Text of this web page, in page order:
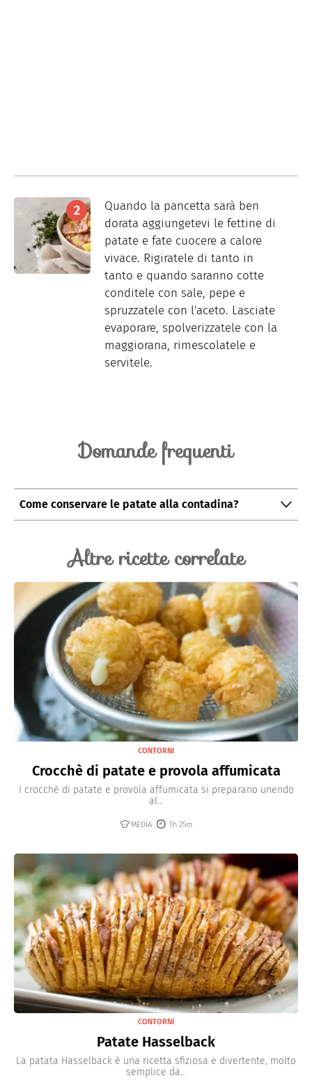
Quando la pancetta sarà ben
dorata aggiungetevi le fettine di
patate e fate cuocere a calore
vivace. Rigiratele di tanto in
tanto e quando saranno cotte
conditele con sale, pepe e
spruzzatele con l'aceto. Lasciate
evaporare, spolverizzatele con la
maggiorana, rimescolatele e
servitele.
Domande frequenti
Come conservare le patate alla contadina?
contenitore ermetico chiuso per massimo 1 giorno.
Altre ricette correlate
CONTORNI
Crocchè di patate e provola affumicata
I crocchè di patate e provola affumicata si preparano unendo
al...
MEDIA 1h 25m
CONTORNI
Patate Hasselback
La patata Hasselback è una ricetta sfiziosa e divertente, molto
semplice da...